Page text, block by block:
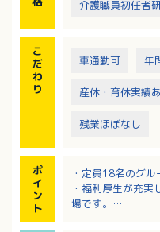
介護職員初任者
こ
だ
わ
り
車通勤可 年
産休・育休実績
残業ほぼなし
ポ
イ
ン
ト
・定員18名のグ
・福利厚生が充
場です。